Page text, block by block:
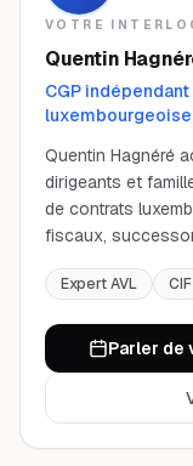
VOTRE
Quentin
CGP
luxembourgeoise
Quentin Hagnéré
dirigeants et
de contrats
fiscaux,
Expert AVL CIF
Parler de